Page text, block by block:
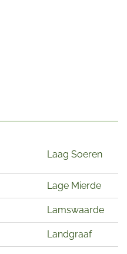
Laag Soeren
Lage Mierde
Lamswaarde
Landgraaf